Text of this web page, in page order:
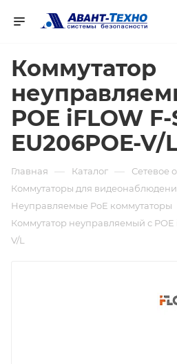
Коммутатор
POE iFLOW
EU206POE-V/
Главная — Каталог — Сетевое
Коммутаторы для
Неуправляемые PoE коммутаторы
Коммутатор неуправляемый с POE
V/L